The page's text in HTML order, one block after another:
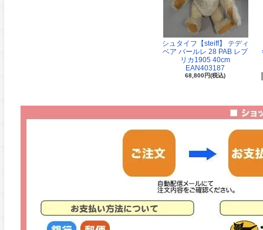
シュタイフ【steiff】 テディ
ベア バールレ 28 PAB レプ
リカ1905 40cm
EAN403187
68,800円(税込)